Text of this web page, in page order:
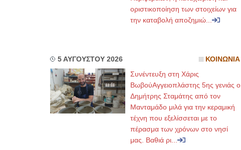
οριστικοποίηση των στοιχείων για
την καταβολή αποζημιώ...
5 ΑΥΓΟΥΣΤΟΥ 2026 ΚΟΙΝΩΝΙΑ
Συνέντευξη στη Χάρις
ΒωβούΑγγειοπλάστης 5ης γενιάς ο
Δημήτρης Σταμάτης από τον
Μανταμάδο μιλά για την κεραμική
τέχνη που εξελίσσεται με το
πέρασμα των χρόνων στο νησί
μας. Βαθιά ρι...